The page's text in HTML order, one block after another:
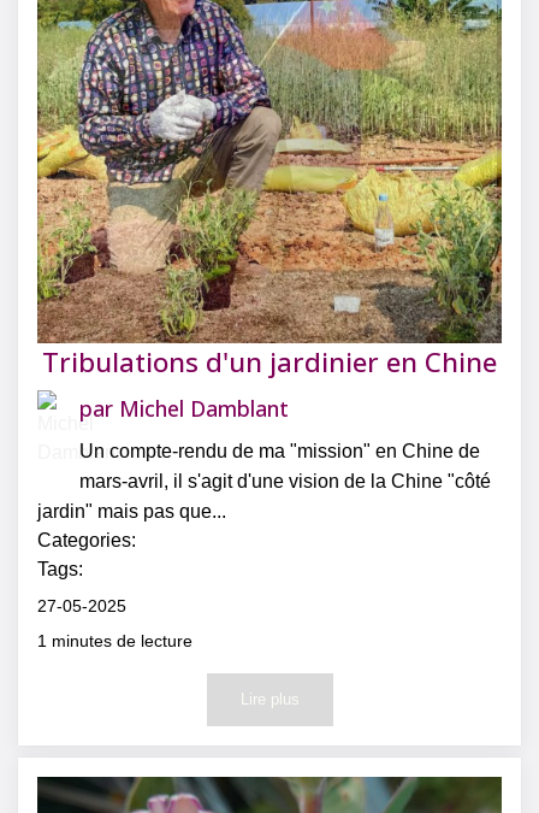
Tribulations d'un jardinier en Chine
par Michel Damblant
Un compte-rendu de ma "mission" en Chine de
mars-avril, il s'agit d'une vision de la Chine "côté
jardin" mais pas que...
Categories:
Tags:
27-05-2025
1 minutes de lecture
Lire plus